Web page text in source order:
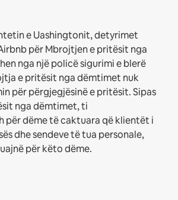
e Uashingtonit, detyrimet
për Mbrojtjen e pritësit nga
nga një policë sigurimi e blerë
e pritësit nga dëmtimet nuk
për përgjegjësinë e pritësit. Sipas
nga dëmtimet, ti
për dëme të caktuara që klientët i
dhe sendeve të tua personale,
për këto dëme.